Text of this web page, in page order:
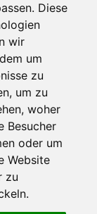
Diese
wir
um
zu
um zu
woher
Besucher
oder um
Website
zu
und Werke auf
Die
Art der
Autors
sind nur für
Soweit
erstellt wurden,
Sollten Sie
Bei
wir derartige